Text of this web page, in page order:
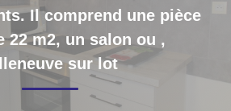
Estimer Vendre
En Ligne Gratuite
Biens Vendus
Il comprend une pièce
22 m2, un salon ou ,
sur lot